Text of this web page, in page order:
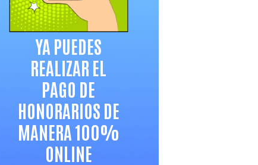
YA PUEDES
REALIZAR EL
PAGO DE
HONORARIOS DE
MANERA 100%
ONLINE